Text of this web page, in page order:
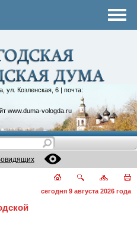
ул. Козленская, 6 | почта:
www.duma-vologda.ru
сегодня 9 августа 2026 года